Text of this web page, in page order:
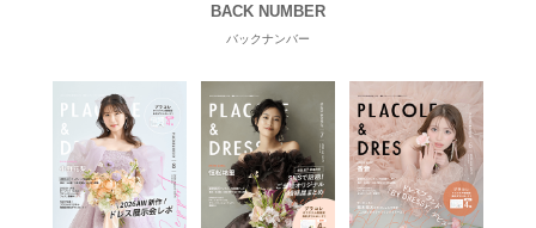
BACK NUMBER
バックナンバー